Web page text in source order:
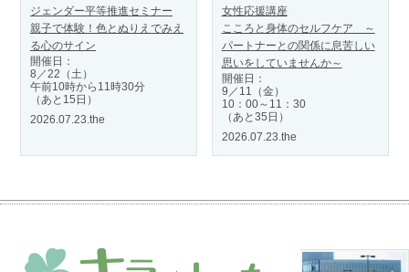
ジェンダー平等推進セミナー
親子で体験！色とぬりえでみえ
る心のサイン
開催日：
8／22（土）
午前10時から11時30分
（あと15日）
2026.07.23.the
女性応援講座
こころと身体のセルフケア ～
パートナーとの関係に息苦しい
思いをしていませんか～
開催日：
9／11（金）
10：00～11：30
（あと35日）
2026.07.23.the